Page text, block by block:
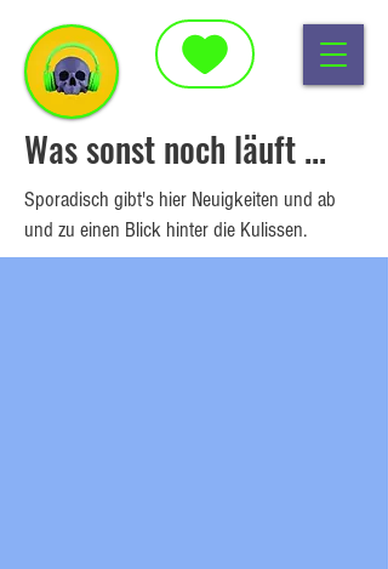
Was sonst noch läuft ...
Sporadisch gibt's hier Neuigkeiten und ab
und zu einen Blick hinter die Kulissen.